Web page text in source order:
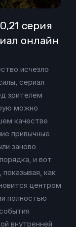
серия
онлайн
исчезло
сериал
зрителем
можно
качестве
привычные
заново
и вот
как
центром
полностью
внутренней